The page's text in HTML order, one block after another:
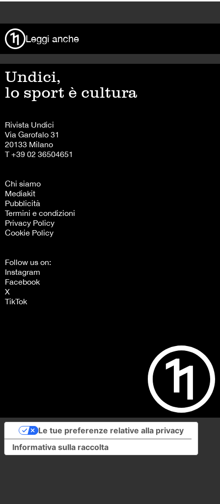
Leggi anche
Undici,
lo sport è cultura
Rivista Undici
Via Garofalo 31
20133 Milano
T +39 02 36504651
Chi siamo
Mediakit
Pubblicità
Termini e condizioni
Privacy Policy
Cookie Policy
Follow us on:
Instagram
Facebook
X
TikTok
Informativa sulla raccolta
Le tue preferenze relative alla privacy